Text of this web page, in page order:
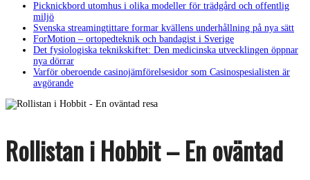
Picknickbord utomhus i olika modeller för trädgård och offentlig
miljö
Svenska streamingtittare formar kvällens underhållning på nya sätt
ForMotion – ortopedteknik och bandagist i Sverige
Det fysiologiska teknikskiftet: Den medicinska utvecklingen öppnar
nya dörrar
Varför oberoende casinojämförelsesidor som Casinospesialisten är
avgörande
Rollistan i Hobbit – En oväntad